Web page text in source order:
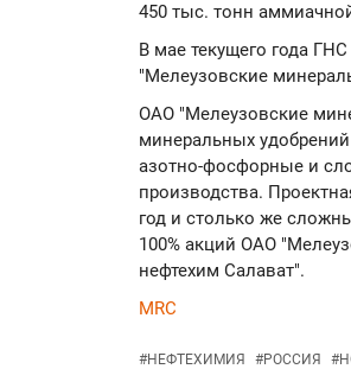
450 тыс. тонн
В мае текущего года ГНС
"Мелеузовские
ОАО "Мелеузовские
минеральных
азотно-фосфорные и
производства.
год и столько же
100% акций ОАО
нефтехим Салават".
MRC
#НЕФТЕХИМИЯ #РОССИЯ #